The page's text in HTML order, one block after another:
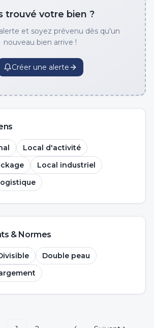
trouvé votre bien ?
et soyez prévenu dès qu'un
nouveau bien arrive !
Créer une alerte
Local d'activité
Local industriel
& Normes
Double peau